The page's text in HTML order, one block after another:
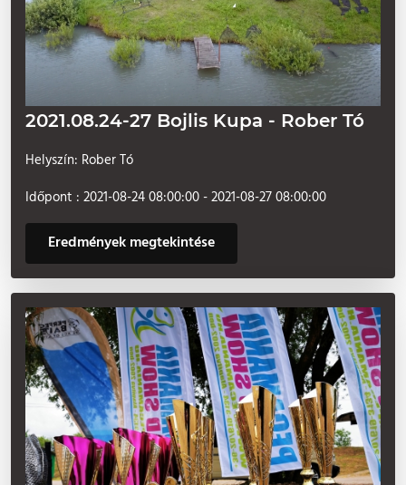
2021.08.24-27 Bojlis Kupa - Rober Tó
Helyszín: Rober Tó
Időpont : 2021-08-24 08:00:00 - 2021-08-27 08:00:00
Eredmények megtekintése